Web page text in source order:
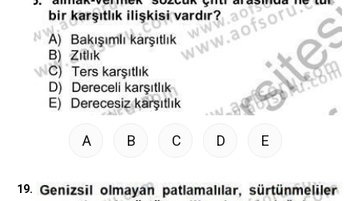
A B C D E
19.